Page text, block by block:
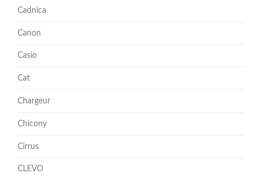
Cadnica
Canon
Casio
Cat
Chargeur
Chicony
Cirrus
CLEVO